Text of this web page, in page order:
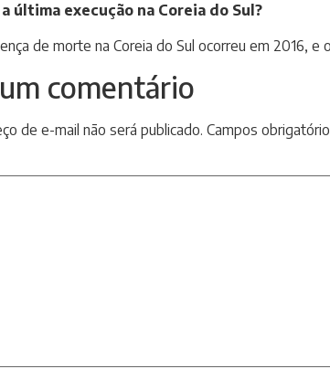
última execução na Coreia do Sul?
de morte na Coreia do Sul ocorreu em 2016, e
comentário
de e-mail não será publicado. Campos